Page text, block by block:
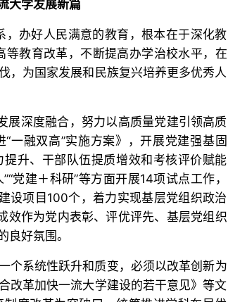
大学发展新篇
，办好人民满意的教育，根本在于深化教
等教育改革，不断提高办学治校水平，在
，为国家发展和民族复兴培养更多优秀人
展深度融合，努力以高质量党建引领高质
一融双高”实施方案》，开展党建强基固
升、干部队伍提质增效和考核评价赋能
党建＋科研”等方面开展14项试点工作，
设项目100个，着力实现基层党组织政治
效作为党内表彰、评优评先、基层党组织
好氛围。
个系统性跃升和质变，必须以改革创新为
改革加快一流大学建设的若干意见》等文